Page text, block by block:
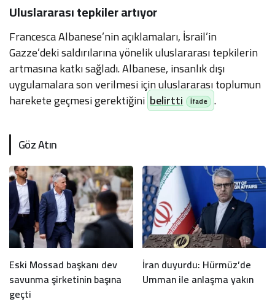
Uluslararası tepkiler artıyor
Francesca Albanese’nin açıklamaları, İsrail’in
Gazze’deki saldırılarına yönelik uluslararası tepkilerin
artmasına katkı sağladı. Albanese, insanlık dışı
uygulamalara son verilmesi için uluslararası toplumun
harekete geçmesi gerektiğini belirtti .
Göz Atın
Eski Mossad başkanı dev
savunma şirketinin başına
geçti
İran duyurdu: Hürmüz’de
Umman ile anlaşma yakın